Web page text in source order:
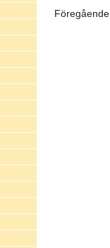
Föregående